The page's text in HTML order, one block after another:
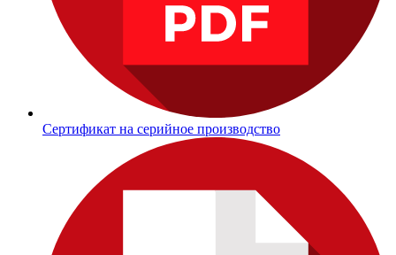
Сертификат на серийное производство